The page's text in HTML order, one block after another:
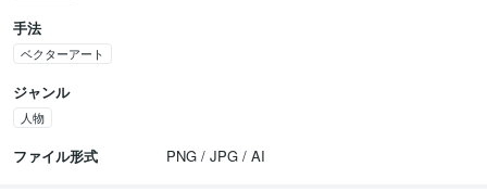
手法
ベクターアート
ジャンル
人物
ファイル形式 PNG / JPG / AI